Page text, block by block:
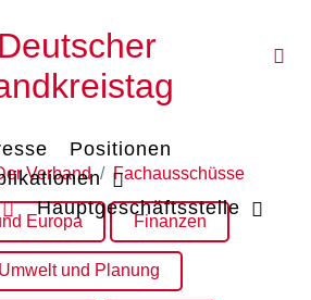
Positionen
Hauptgeschäftsstelle
Verband Fachausschüsse
Europa Finanzen
Umwelt und Planung